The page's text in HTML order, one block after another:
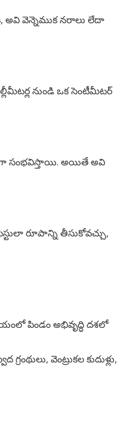
అవి వెన్నెముక నరాలు లేదా
నుండి ఒక సెంటీమీటర్
సంభవిస్తాయి. అయితే అవి
రూపాన్ని తీసుకోవచ్చు,
పిండం అభివృద్ధి దశలో
వెంట్రుకల కుదుళ్లు,